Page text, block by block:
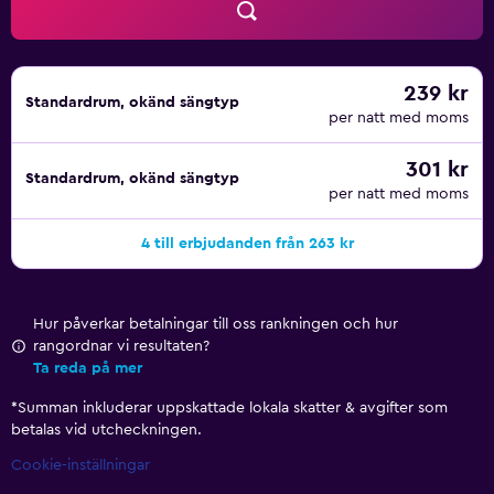
Club Sidar har en à la carte-restaurang som serverar ett
poolbaren. I närheten finns restauranger som Obakoy
Ekmek, Bella Alanya Heikinbaari och McDonald's.
Beach. Du kan också promenera till Alanyas vattenpark,
Alanyas kulturcenter och Alanyas arkeologiska museum.
Standardrum, okänd sängtyp 239 kr
per natt med moms
Standardrum, okänd sängtyp 301 kr
per natt med moms
4 till erbjudanden från 263 kr
Hur påverkar betalningar till oss rankningen och hur
rangordnar vi resultaten?
Ta reda på mer
*Summan inkluderar uppskattade lokala skatter & avgifter som
betalas vid utcheckningen.
Cookie-inställningar